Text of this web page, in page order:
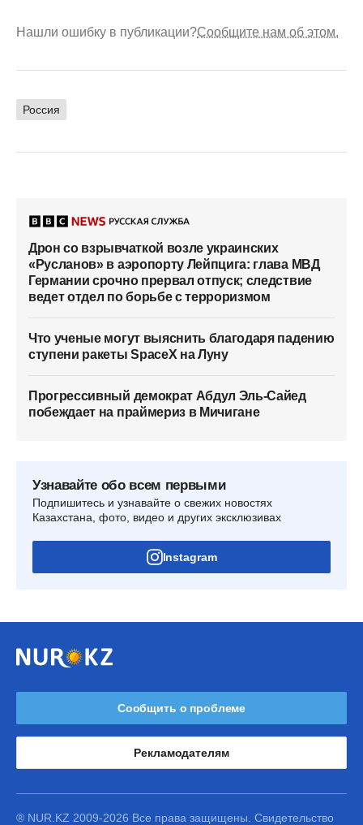
Нашли ошибку в публикации?Сообщите нам об этом.
Россия
Дрон со взрывчаткой возле украинских
«Русланов» в аэропорту Лейпцига: глава МВД
Германии срочно прервал отпуск; следствие
ведет отдел по борьбе с терроризмом
Что ученые могут выяснить благодаря падению
ступени ракеты SpaceX на Луну
Прогрессивный демократ Абдул Эль-Сайед
побеждает на праймериз в Мичигане
Узнавайте обо всем первыми
Подпишитесь и узнавайте о свежих новостях
Казахстана, фото, видео и других эксклюзивах
Instagram
Сообщить о проблеме
Рекламодателям
® NUR.KZ 2009-2026 Все права защищены. Свидетельство